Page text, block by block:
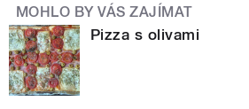
MOHLO BY VÁS ZAJÍMAT
Pizza s olivami